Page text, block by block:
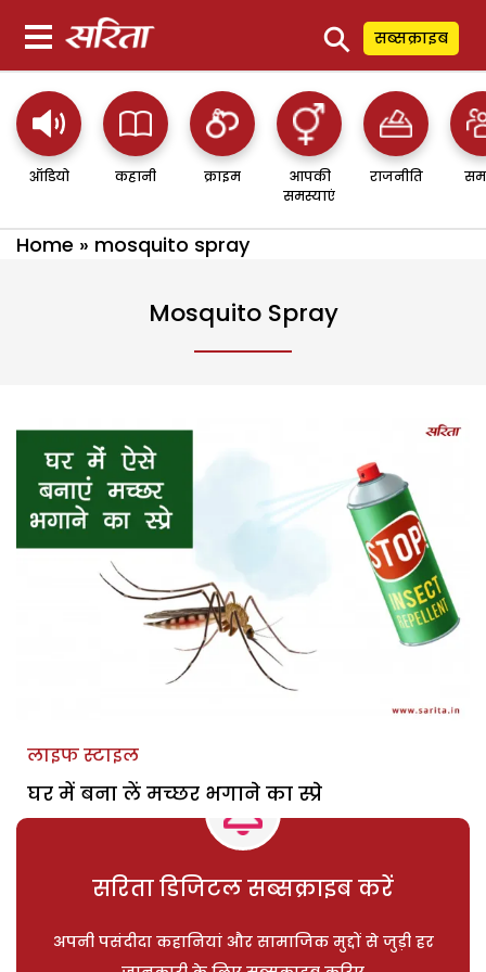
⚲ सब्सक्राइब
ऑडियो कहानी क्राइम
आपकी
समस्याएं
राजनीति
Home » mosquito spray
Mosquito Spray
लाइफ स्टाइल
घर में बना लें मच्छर भगाने का स्प्रे
सरिता डिजिटल सब्सक्राइब करें
अपनी पसंदीदा कहानियां और सामाजिक मुद्दों से जुड़ी हर